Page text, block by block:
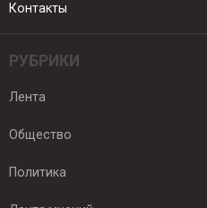
Контакты
РУБРИКИ
Лента
Общество
Политика